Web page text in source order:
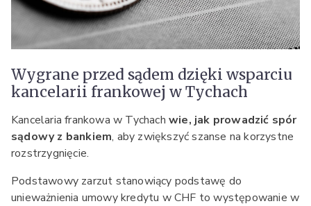
Wygrane przed sądem dzięki wsparciu
kancelarii frankowej w Tychach
Kancelaria frankowa w Tychach wie, jak prowadzić spór
sądowy z bankiem, aby zwiększyć szanse na korzystne
rozstrzygnięcie.
Podstawowy zarzut stanowiący podstawę do
unieważnienia umowy kredytu w CHF to występowanie w